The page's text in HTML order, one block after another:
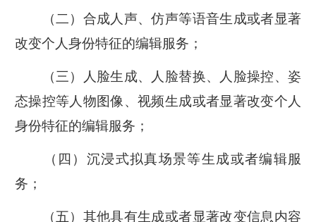
（二）合成人声、仿声等语音生成或者显著
改变个人身份特征的编辑服务；
（三）人脸生成、人脸替换、人脸操控、姿
态操控等人物图像、视频生成或者显著改变个人
身份特征的编辑服务；
（四）沉浸式拟真场景等生成或者编辑服
务；
（五）其他具有生成或者显著改变信息内容